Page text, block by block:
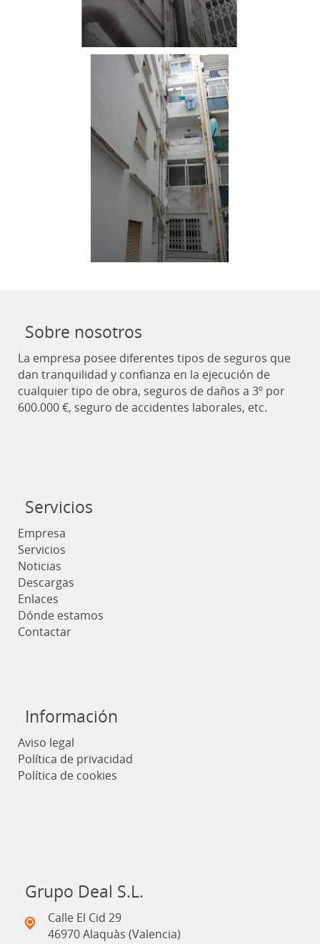
Sobre nosotros
La empresa posee diferentes tipos de seguros que
dan tranquilidad y confianza en la ejecución de
cualquier tipo de obra, seguros de daños a 3º por
600.000 €, seguro de accidentes laborales, etc.
Servicios
Empresa
Servicios
Noticias
Descargas
Enlaces
Dónde estamos
Contactar
Información
Aviso legal
Política de privacidad
Política de cookies
Grupo Deal S.L.
Calle El Cid 29
46970 Alaquàs (Valencia)